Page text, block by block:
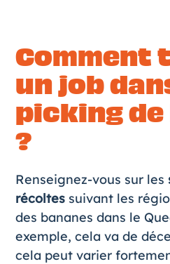
Comment
un job
picking
?
Renseignez-vous sur les
récoltes suivant les
des bananes dans le
exemple, cela va de
cela peut varier